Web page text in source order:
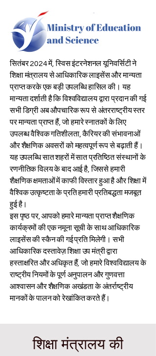
सितंबर 2024 में, स्विस इंटरनेशनल यूनिवर्सिटी ने
शिक्षा मंत्रालय से आधिकारिक लाइसेंस और मान्यता
प्राप्त करके एक बड़ी उपलब्धि हासिल की। यह
मान्यता दर्शाती है कि विश्वविद्यालय द्वारा प्रदान की गई
सभी डिग्री अब औपचारिक रूप से अंतरराष्ट्रीय स्तर
पर मान्यता प्राप्त हैं, जो हमारे स्नातकों के लिए
उपलब्ध वैश्विक गतिशीलता, कैरियर की संभावनाओं
और शैक्षणिक अवसरों को महत्वपूर्ण रूप से बढ़ाती हैं।
यह उपलब्धि सात शहरों में सात प्रतिष्ठित संस्थानों के
रणनीतिक विलय के बाद आई है, जिससे हमारी
शैक्षणिक क्षमताओं में काफी विस्तार हुआ है और शिक्षा में
वैश्विक उत्कृष्टता के प्रति हमारी प्रतिबद्धता मजबूत
हुई है।
इस पृष्ठ पर, आपको हमारे मान्यता प्राप्त शैक्षणिक
कार्यक्रमों की एक नमूना सूची के साथ आधिकारिक
लाइसेंस की स्कैन की गई प्रति मिलेगी। सभी
आधिकारिक दस्तावेज़ शिक्षा उप मंत्री द्वारा
हस्ताक्षरित और अधिकृत हैं, जो हमारे विश्वविद्यालय के
राष्ट्रीय नियमों के पूर्ण अनुपालन और गुणवत्ता
आश्वासन और शैक्षणिक अखंडता के अंतर्राष्ट्रीय
मानकों के पालन को रेखांकित करते हैं।
शिक्षा मंत्रालय की